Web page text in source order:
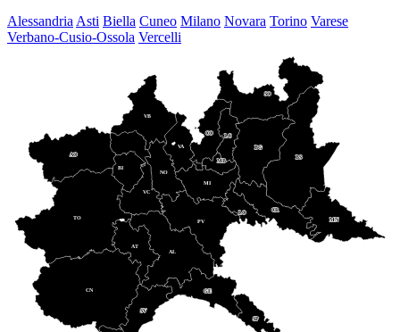
Alessandria Asti Biella Cuneo Milano Novara Torino Varese
Verbano-Cusio-Ossola Vercelli
TO
VC
NO
CN
AT
AL
BI
VB
AO
VA
CO
SO
MI
BG
BS
PV
CR
MN
LC
LO
MB
SV
GE
SP